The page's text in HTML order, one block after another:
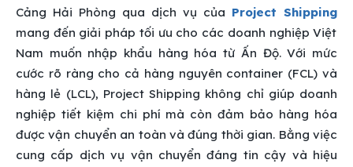
Cảng Hải Phòng qua dịch vụ của Project Shipping
mang đến giải pháp tối ưu cho các doanh nghiệp Việt
Nam muốn nhập khẩu hàng hóa từ Ấn Độ. Với mức
cước rõ ràng cho cả hàng nguyên container (FCL) và
hàng lẻ (LCL), Project Shipping không chỉ giúp doanh
nghiệp tiết kiệm chi phí mà còn đảm bảo hàng hóa
được vận chuyển an toàn và đúng thời gian. Bằng việc
cung cấp dịch vụ vận chuyển đáng tin cậy và hiệu